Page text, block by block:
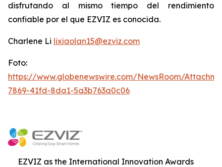
disfrutando al mismo tiempo del rendimiento
confiable por el que EZVIZ es conocida.
Charlene Li lixiaolan15@ezviz.com
Foto:
https://www.globenewswire.com/NewsRoom/
7869-41fd-8da1-5a3b763a0c06
EZVIZ as the International Innovation Awards